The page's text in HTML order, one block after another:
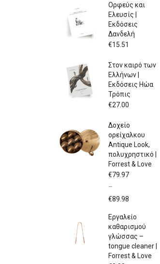
Ορφεύς και
Ελευσίς |
Εκδόσεις
Δανδελή
€15.51
Στον καιρό των
Ελλήνων |
Εκδόσεις Ηώα
Τρόπις
€27.00
Δοχείο
ορείχαλκου
Antique Look,
πολυχρηστικό |
Forrest & Love
€79.97
–
€89.98
Εργαλείο
καθαρισμού
γλώσσας –
tongue cleaner |
Forrest & Love